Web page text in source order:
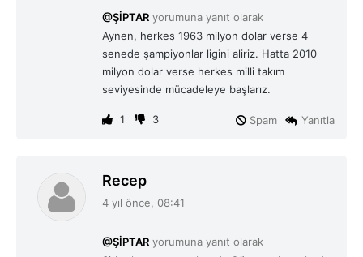
:
@ŞİPTAR yorumuna yanıt olarak
Aynen, herkes 1963 milyon dolar verse 4
senede şampiyonlar ligini aliriz. Hatta 2010
milyon dolar verse herkes milli takım
seviyesinde mücadeleye başlarız.
1 3 Yanıtla
Spam
Recep
4 yıl önce, 08:41
@ŞİPTAR yorumuna yanıt olarak